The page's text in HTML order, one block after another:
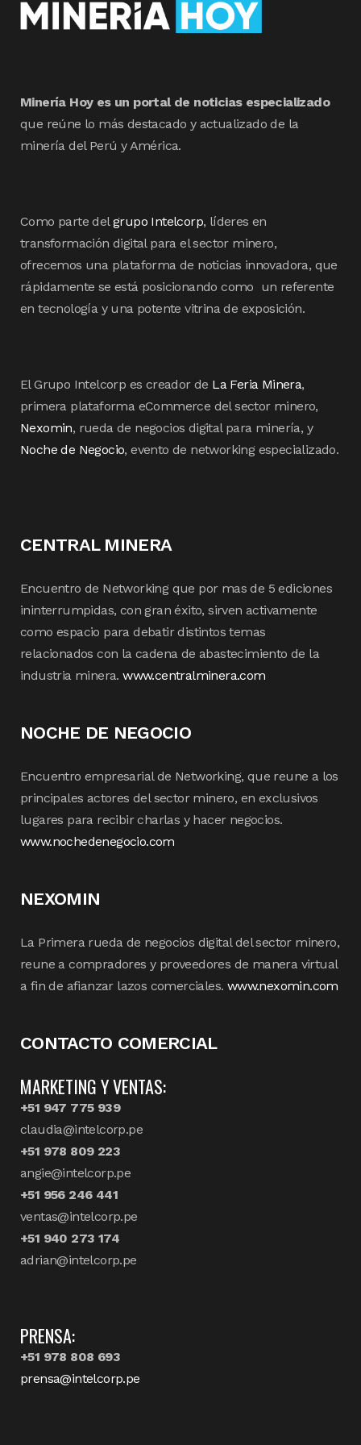
Minería Hoy es un portal de noticias especializado
que reúne lo más destacado y actualizado de la
minería del Perú y América.
Como parte delgrupo Intelcorp, líderes en
transformación digital para el sector minero,
ofrecemos una plataforma de noticias innovadora, que
rápidamente se está posicionando como un referente
en tecnología y una potente vitrina de exposición.
El Grupo Intelcorp es creador de La Feria Minera,
primera plataforma eCommerce del sector minero,
Nexomin, rueda de negocios digital para minería, y
Noche de Negocio, evento de networking especializado.
CENTRAL MINERA
Encuentro de Networking que por mas de 5 ediciones
ininterrumpidas, con gran éxito, sirven activamente
como espacio para debatir distintos temas
relacionados con la cadena de abastecimiento de la
industria minera.www.centralminera.com
NOCHE DE NEGOCIO
Encuentro empresarial de Networking, que reune a los
principales actores del sector minero, en exclusivos
lugares para recibir charlas y hacer negocios.
www.nochedenegocio.com
NEXOMIN
La Primera rueda de negocios digital del sector minero,
reune a compradores y proveedores de manera virtual
a fin de afianzar lazos comerciales. www.nexomin.com
CONTACTO COMERCIAL
MARKETING Y VENTAS:
+51 947 775 939
claudia@intelcorp.pe
+51 978 809 223
angie@intelcorp.pe
+51 956 246 441
ventas@intelcorp.pe
+51 940 273 174
adrian@intelcorp.pe
PRENSA:
+51 978 808 693
prensa@intelcorp.pe